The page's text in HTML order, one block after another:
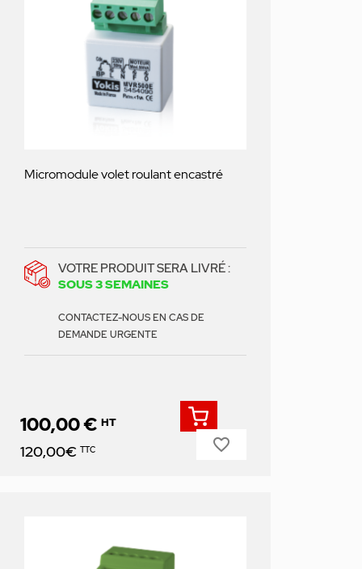
Micromodule volet roulant encastré
VOTRE PRODUIT SERA LIVRÉ :
SOUS 3 SEMAINES
CONTACTEZ-NOUS EN CAS DE
DEMANDE URGENTE
Prix
100,00 € HT
120,00€ TTC favorite_border